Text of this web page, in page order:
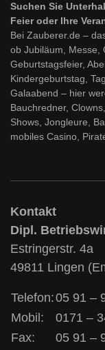
Suchen Sie
Feier oder Ihre
Bei Zauberer.de –
ob Jubiläum, Messe,
Geburtstagsfeier,
Kindergeburtstag,
Galaabend – hier
Bauchredner,
Shows, Jongleure,
mobiles Casino,
Kontakt
Dipl.
Estringerstr. 4a
49811 Lingen
Telefon:05 91 –
Mobil:
0171 –
Fax:
05 91 –